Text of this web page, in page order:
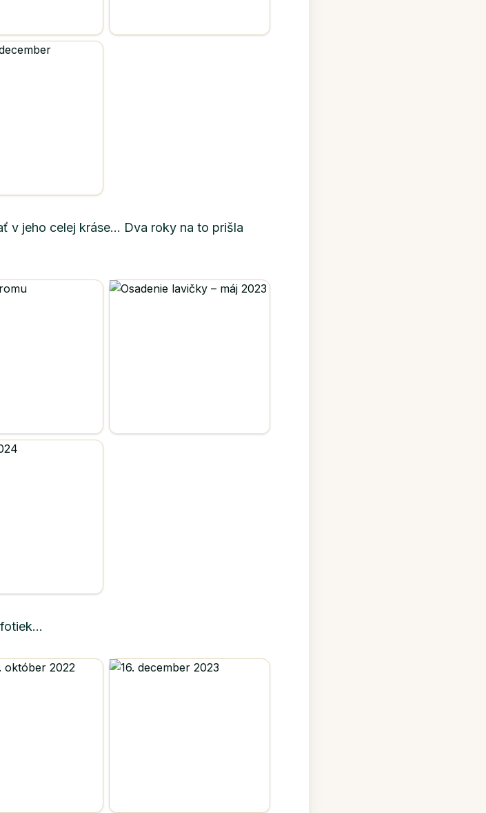
v jeho celej kráse... Dva roky na to prišla